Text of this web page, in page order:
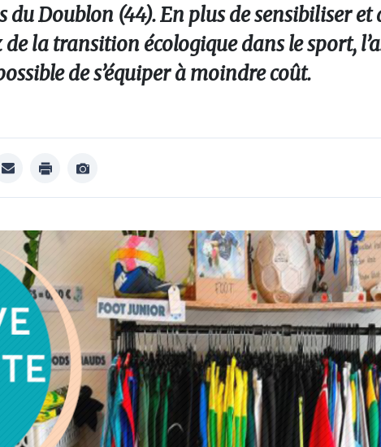
Doublon (44). En plus de sensibiliser et
la transition écologique dans le sport,
de s’équiper à moindre coût.
mail print
Afficher